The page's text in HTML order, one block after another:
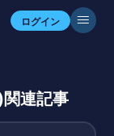
ログイン
連記事